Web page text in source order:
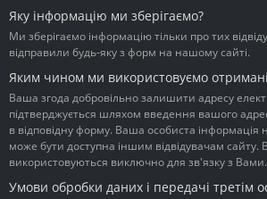
Яку інформацію ми зберігаємо?
Ми зберігаємо інформацію тільки про тих
відправили будь-яку з форм на нашому сайті.
Яким чином ми використовуємо
Ваша згода добровільно залишити адресу
підтверджується шляхом введення вашого
в відповідну форму. Ваша особиста інформація
може бути доступна іншим відвідувачам сайту.
використовуються виключно для зв'язку з Вами.
Умови обробки даних і передачі третім